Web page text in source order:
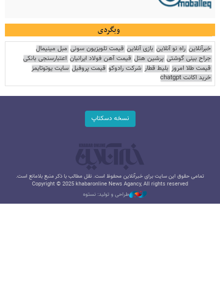
وبگردی
خبرآنلاین راه نو آنلاین بازی آنلاین قیمت تلویزیون سونی مبل مینیمال
جراح بینی گوشتی پرشین هتل قیمت آهن فولاد ایرانیان اعتبارسنجی بانکی
قیمت طلا امروز بلیط قطار شرکت رادوکو قیمت پروفیل سایت یوتوتایمز
خرید اکانت chatgpt
نسخه دسکتاپ
تمامی حقوق این سایت برای خبرآنلاین محفوظ است. نقل مطالب با ذکر منبع بلامانع است.
Copyright © 2025 khabaronline News Agancy, All rights reserved
طراحی و تولید: نستوه